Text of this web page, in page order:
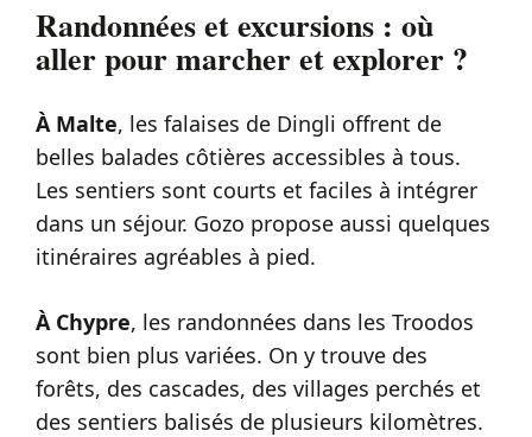
Randonnées et excursions : où
aller pour marcher et explorer ?
À Malte, les falaises de Dingli offrent de
belles balades côtières accessibles à tous.
Les sentiers sont courts et faciles à intégrer
dans un séjour. Gozo propose aussi quelques
itinéraires agréables à pied.
À Chypre, les randonnées dans les Troodos
sont bien plus variées. On y trouve des
forêts, des cascades, des villages perchés et
des sentiers balisés de plusieurs kilomètres.